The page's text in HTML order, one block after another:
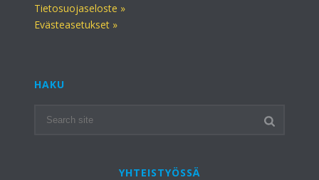
Tietosuojaseloste »
Evästeasetukset »
HAKU
YHTEISTYÖSSÄ